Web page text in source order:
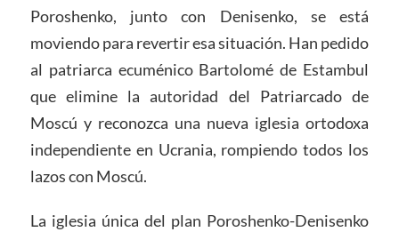
Poroshenko, junto con Denisenko, se está
moviendo para revertir esa situación. Han pedido
al patriarca ecuménico Bartolomé de Estambul
que elimine la autoridad del Patriarcado de
Moscú y reconozca una nueva iglesia ortodoxa
independiente en Ucrania, rompiendo todos los
lazos con Moscú.
La iglesia única del plan Poroshenko-Denisenko